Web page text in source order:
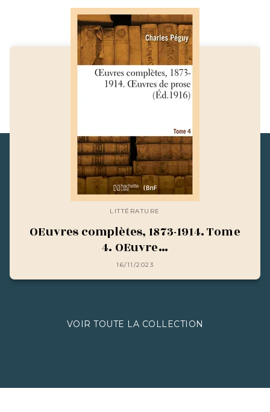
LITTÉRATURE
OEuvres complètes, 1873-1914. Tome
4. OEuvre…
16/11/2023
VOIR TOUTE LA COLLECTION